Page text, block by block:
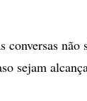
não
sejam